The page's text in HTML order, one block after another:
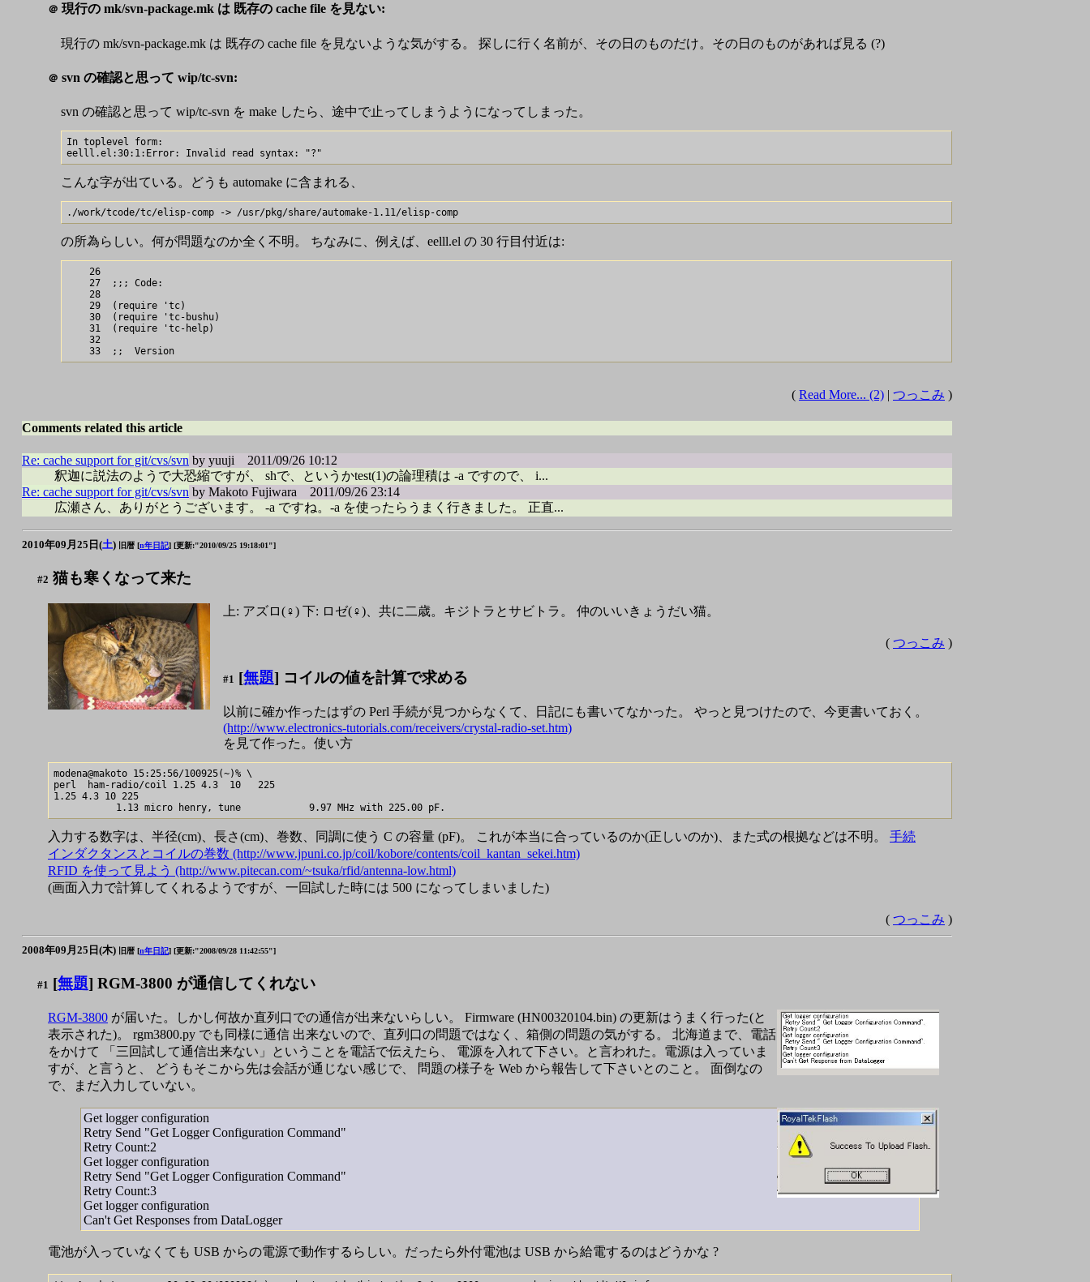
＠ 現行の mk/svn-package.mk は 既存の cache file を見ない:
現行の mk/svn-package.mk は 既存の cache file を見ないような気がする。 探しに行く名前が、その日のものだけ。その日のものがあれば見る (?)
＠ svn の確認と思って wip/tc-svn:
svn の確認と思って wip/tc-svn を make したら、途中で止ってしまうようになってしまった。
In toplevel form:
こんな字が出ている。どうも automake に含まれる、
の所為らしい。何が問題なのか全く不明。 ちなみに、例えば、eelll.el の 30 行目付近は:
    26
    27  ;;; Code:
    28
    29  (require 'tc)
    30  (require 'tc-bushu)
    31  (require 'tc-help)
    32
( Read More... (2) | つっこみ )
Comments related this article
Re: cache support for git/cvs/svn by yuuji 2011/09/26 10:12
釈迦に説法のようで大恐縮ですが、 shで、というかtest(1)の論理積は -a ですので、 i...
Re: cache support for git/cvs/svn by Makoto Fujiwara 2011/09/26 23:14
広瀬さん、ありがとうございます。 -a ですね。-a を使ったらうまく行きました。 正直...
2010年09月25日(土) 旧暦 [n年日記] [更新:"2010/09/25 19:18:01"]
#2 猫も寒くなって来た
上: アズロ(♀) 下: ロゼ(♀)、共に二歳。キジトラとサビトラ。 仲のいいきょうだい猫。
( つっこみ )
#1 [無題] コイルの値を計算で求める
以前に確か作ったはずの Perl 手続が見つからなくて、日記にも書いてなかった。 やっと見つけたので、今更書いておく。
(http://www.electronics-tutorials.com/receivers/crystal-radio-set.htm)
を見て作った。使い方
modena@makoto 15:25:56/100925(~)% \
perl  ham-radio/coil 1.25 4.3  10   225
1.25 4.3 10 225
入力する数字は、半径(cm)、長さ(cm)、巻数、同調に使う C の容量 (pF)。 これが本当に合っているのか(正しいのか)、また式の根拠などは不明。 手続
インダクタンスとコイルの巻数 (http://www.jpuni.co.jp/coil/kobore/contents/coil_kantan_sekei.htm)
RFID を使って見よう (http://www.pitecan.com/~tsuka/rfid/antenna-low.html)
(画面入力で計算してくれるようですが、一回試した時には 500 になってしまいました)
( つっこみ )
2008年09月25日(木) 旧暦 [n年日記] [更新:"2008/09/28 11:42:55"]
#1 [無題] RGM-3800 が通信してくれない
RGM-3800 が届いた。しかし何故か直列口での通信が出来ないらしい。 Firmware (HN00320104.bin) の更新はうまく行った(と
表示された)。 rgm3800.py でも同様に通信 出来ないので、直列口の問題ではなく、箱側の問題の気がする。 北海道まで、電話
をかけて 「三回試して通信出来ない」ということを電話で伝えたら、 電源を入れて下さい。と言われた。電源は入っていま
すが、と言うと、 どうもそこから先は会話が通じない感じで、 問題の様子を Web から報告して下さいとのこと。 面倒なの
で、まだ入力していない。
Get logger configuration
Retry Send "Get Logger Configuration Command"
Retry Count:2
Get logger configuration
Retry Send "Get Logger Configuration Command"
Retry Count:3
Get logger configuration
Can't Get Responses from DataLogger
電池が入っていなくても USB からの電源で動作するらしい。だったら外付電池は USB から給電するのはどうかな ?